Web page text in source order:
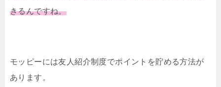
きるんですね。
モッピーには友人紹介制度でポイントを貯める方法が
あります。